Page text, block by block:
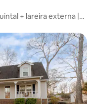
+ lareira externa |